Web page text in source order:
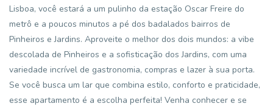
Lisboa, você estará a um pulinho da estação Oscar Freire do
metrô e a poucos minutos a pé dos badalados bairros de
Pinheiros e Jardins. Aproveite o melhor dos dois mundos: a vibe
descolada de Pinheiros e a sofisticação dos Jardins, com uma
variedade incrível de gastronomia, compras e lazer à sua porta.
Se você busca um lar que combina estilo, conforto e praticidade,
esse apartamento é a escolha perfeita! Venha conhecer e se